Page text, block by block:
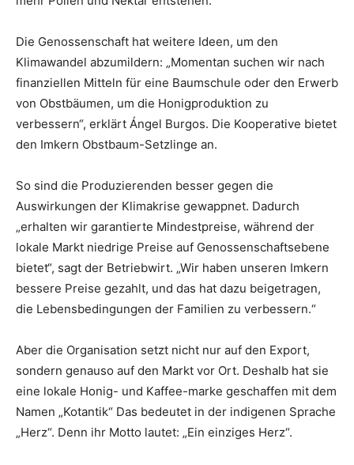
Die Genossenschaft hat weitere Ideen, um den
Klimawandel abzumildern: „Momentan suchen wir nach
finanziellen Mitteln für eine Baumschule oder den Erwerb
von Obstbäumen, um die Honigproduktion zu
verbessern“, erklärt Ángel Burgos. Die Kooperative bietet
den Imkern Obstbaum-Setzlinge an.
So sind die Produzierenden besser gegen die
Auswirkungen der Klimakrise gewappnet. Dadurch
„erhalten wir garantierte Mindestpreise, während der
lokale Markt niedrige Preise auf Genossenschaftsebene
bietet“, sagt der Betriebwirt. „Wir haben unseren Imkern
bessere Preise gezahlt, und das hat dazu beigetragen,
die Lebensbedingungen der Familien zu verbessern.“
Aber die Organisation setzt nicht nur auf den Export,
sondern genauso auf den Markt vor Ort. Deshalb hat sie
eine lokale Honig- und Kaffee-marke geschaffen mit dem
Namen „Kotantik“ Das bedeutet in der indigenen Sprache
„Herz“. Denn ihr Motto lautet: „Ein einziges Herz“.